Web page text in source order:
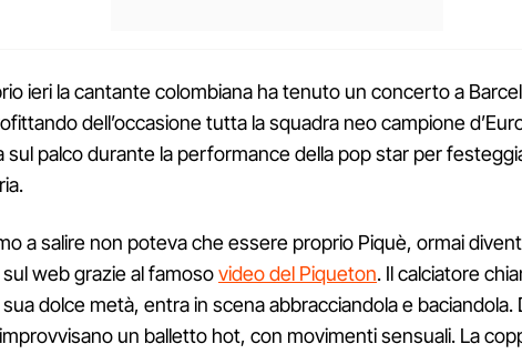
ieri la cantante colombiana ha tenuto un concerto a
dell’occasione tutta la squadra neo campione
sul palco durante la performance della pop star per
a salire non poteva che essere proprio Piquè, ormai
web grazie al famosovideo del Piqueton. Il calciatore
sua dolce metà, entra in scena abbracciandola e baciandola.
un balletto hot, con movimenti sensuali. La